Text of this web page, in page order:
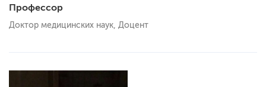
Профессор
Доктор медицинских наук, Доцент